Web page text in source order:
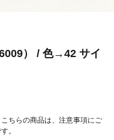
） / 色→42 サイ
らの商品は、注意事項にご
。